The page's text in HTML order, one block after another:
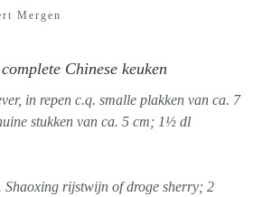
Mergen
Chinese keuken
in repen c.q. smalle plakken van ca. 7
stukken van ca. 5 cm; 1½ dl
rijstwijn of droge sherry; 2